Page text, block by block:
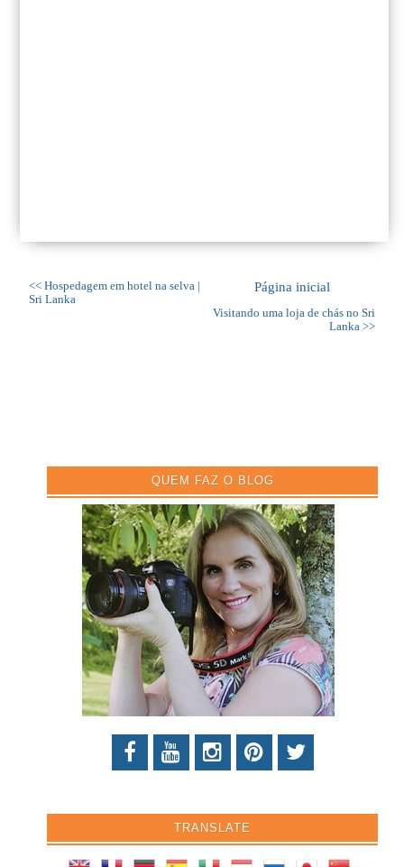
<< Hospedagem em hotel na selva |
Sri Lanka
Visitando uma loja de chás no Sri
Lanka >>
Página inicial
QUEM FAZ O BLOG
TRANSLATE